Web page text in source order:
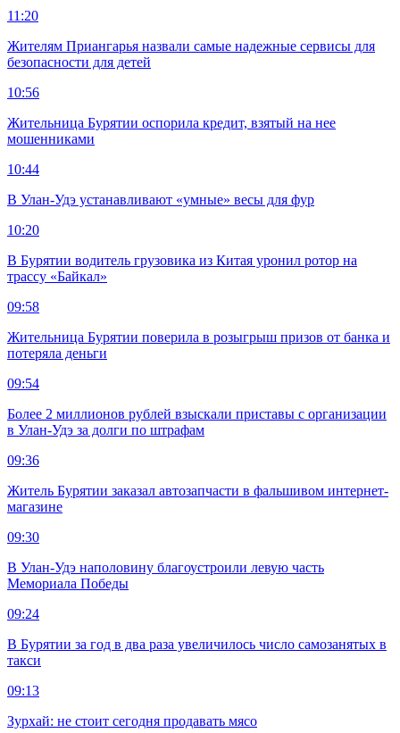
11:20
Жителям Приангарья назвали самые надежные сервисы для
безопасности для детей
10:56
Жительница Бурятии оспорила кредит, взятый на нее
мошенниками
10:44
В Улан-Удэ устанавливают «умные» весы для фур
10:20
В Бурятии водитель грузовика из Китая уронил ротор на
трассу «Байкал»
09:58
Жительница Бурятии поверила в розыгрыш призов от банка и
потеряла деньги
09:54
Более 2 миллионов рублей взыскали приставы с организации
в Улан-Удэ за долги по штрафам
09:36
Житель Бурятии заказал автозапчасти в фальшивом интернет-
магазине
09:30
В Улан-Удэ наполовину благоустроили левую часть
Мемориала Победы
09:24
В Бурятии за год в два раза увеличилось число самозанятых в
такси
09:13
Зурхай: не стоит сегодня продавать мясо